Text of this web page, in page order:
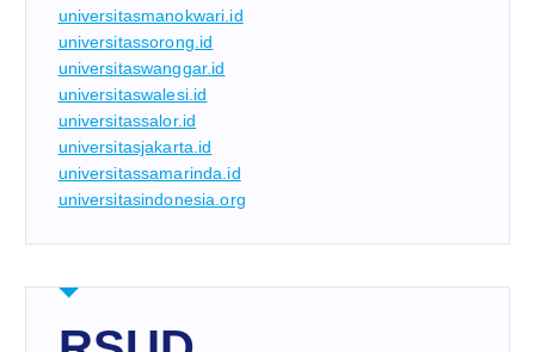
universitasmanokwari.id
universitassorong.id
universitaswanggar.id
universitaswalesi.id
universitassalor.id
universitasjakarta.id
universitassamarinda.id
universitasindonesia.org